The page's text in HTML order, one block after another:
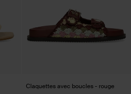
Claquettes avec boucles - rouge